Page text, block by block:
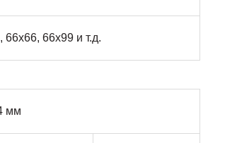
66х66, 66х99 и т.д.
мм